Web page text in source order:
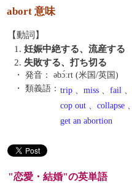
abort 意味
【動詞】
1. 妊娠中絶する、流産する
2. 失敗する、打ち切る
・ 発音：
əbɔ́ːrt (米国/英国)
・ 類義語： trip 、 miss 、 fail 、
cop out 、 collapse 、
get an abortion
"恋愛・結婚"の英単語